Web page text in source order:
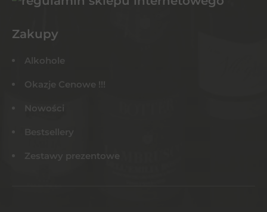
Zakupy
Alkohole
Okazje Cenowe !!!
Nowości
Bestsellery
Zestawy prezentowe